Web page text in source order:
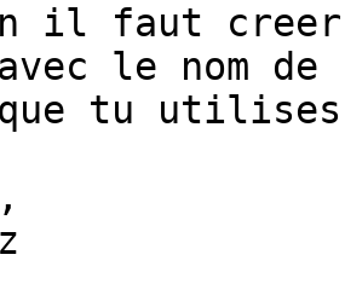
il faut creer
le nom de
tu